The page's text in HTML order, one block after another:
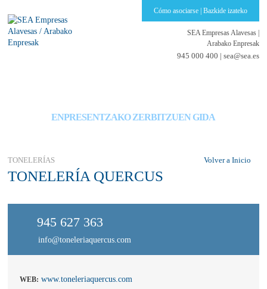
Cómo asociarse | Bazkide izateko
SEA Empresas Alavesas
Arabako Enpresak
945 000 400 | sea@sea.es
ENPRESENTZAKO ZERBITZUEN GIDA
Volver a Inicio
TONELERÍAS
TONELERÍA QUERCUS
945 627 363
info@toneleriaquercus.com
WEB: www.toneleriaquercus.com